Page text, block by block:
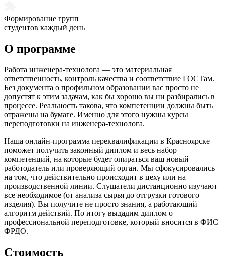
Формирование групп
студентов каждый день
О программе
Работа инженера-технолога — это материальная
ответственность, контроль качества и соответствие ГОСТам.
Без документа о профильном образовании вас просто не
допустят к этим задачам, как бы хорошо вы ни разбирались в
процессе. Реальность такова, что компетенции должны быть
отражены на бумаге. Именно для этого нужны курсы
переподготовки на инженера-технолога.
Наша онлайн-программа переквалификации в Красноярске
поможет получить законный диплом и весь набор
компетенций, на которые будет опираться ваш новый
работодатель или проверяющий орган. Мы сфокусировались
на том, что действительно происходит в цеху или на
производственной линии. Слушатели дистанционно изучают
все необходимое (от анализа сырья до отгрузки готового
изделия). Вы получите не просто знания, а работающий
алгоритм действий. По итогу выдадим диплом о
профессиональной переподготовке, который вносится в ФИС
ФРДО.
Стоимость